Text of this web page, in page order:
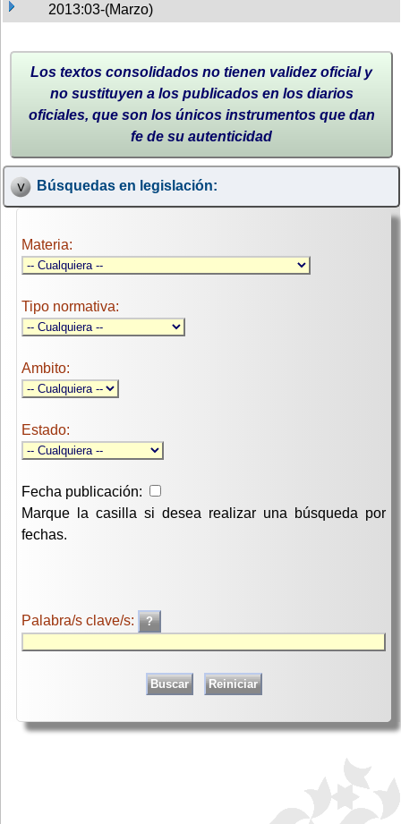
2013:03-(Marzo)
Los textos consolidados no tienen validez oficial y
no sustituyen a los publicados en los diarios
oficiales, que son los únicos instrumentos que dan
fe de su autenticidad
Búsquedas en legislación:
Materia:
Tipo normativa:
Ambito:
Estado:
Fecha publicación:
Marque la casilla si desea realizar una búsqueda por
fechas.
Palabra/s clave/s: